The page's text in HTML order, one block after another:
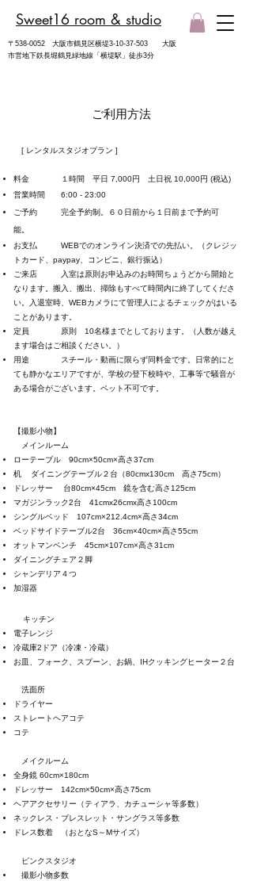
Sweet16 room & studio
​〒538-0052 大阪市鶴見区横堤3-10-37-503 ​大阪
市営地下鉄長堀鶴見緑地線「横堤駅」徒歩3分
​ご利用方法
[ レンタルスタジオプラン ]
料金 １時間 平日 7,000円 土日祝 10,000円 (税込)
営業時間 6:00 - 23:00
ご予約 完全予約制。６０日前から１日前まで予約可
能。
お支払 WEBでのオンライン決済での先払い。（クレジッ
トカード、paypay、コンビニ、銀行振込）
ご来店 入室は原則お申込みのお時間ちょうどから開始と
なります。搬入、搬出、掃除もすべて時間内に終了してくださ
い。
入退室時、WEBカメラにて管理人によるチェックがはいる
ことがあります。
定員 原則 10名様までとしております。
（人数が越え
ます場合はご相談ください。）
用途 スチール・動画に限らず同料金です。 日常的にと
ても静かなエリアですが、 学校の登下校時や、工事等で騒音が
ある場合がございます。 ペット不可です。
【撮影小物】
メインルーム
ローテーブル 90cm×50cm×高さ37cm
机
ダイニングテーブル２台（80cmx130cm 高さ75cm）
ドレッサー 台80cm×45cm 鏡を含む高さ125cm
マガジンラック2台 41cmx26cmx高さ100cm
シングルベッド 107cm×212.4cm×高さ34cm
ベッドサイドテーブル2台 36cm×40cm×高さ55cm
オットマンベンチ 45cm×107cm×高さ31cm
ダイニングチェア２脚
シャンデリア４つ
加湿器
キッチン
電子レンジ
冷蔵庫2ドア（冷凍・冷蔵）
お皿、フォーク、スプーン、お鍋、IHクッキングヒーター２台
洗面所
ドライヤー
ストレートヘアコテ
コテ
メイクルーム
全身鏡 60cm×180cm
ドレッサー 142cm×50cm×高さ75cm
ヘアアクセサリー（ティアラ、カチューシャ等多数）
ネックレス・ブレスレット・サングラス等多数
ドレス数着 （おとなS～Mサイズ）
ピンクスタジオ
撮影小物多数